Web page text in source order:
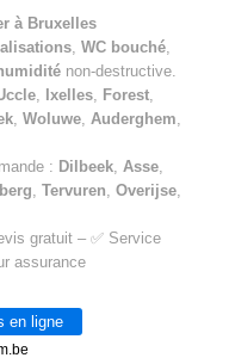
à Bruxelles
, WC bouché,
non-destructive.
, Ixelles, Forest,
, Woluwe, Auderghem,
: Dilbeek, Asse,
, Tervuren, Overijse,
gratuit – ✅ Service
assurance
en ligne